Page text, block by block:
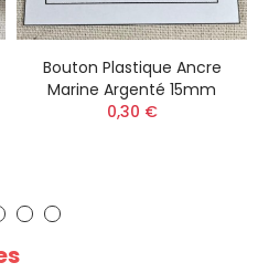
Bouton Plastique Ancre
Marine Argenté 15mm
0,30 €